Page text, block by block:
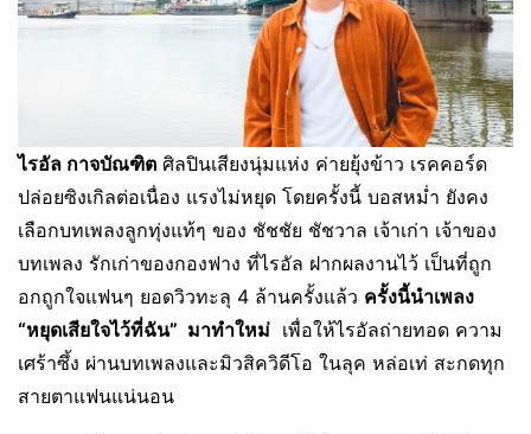
ไรอัล กาจบัณฑิต ศิลปินเสียงนุ่มแห่ง ค่ายยุ้งข้าว เรคคอร์ด
ปล่อยซิงเกิลต่อเนื่อง แรงไม่หยุด โดยครั้งนี้ บอสหม่ำ ยังคง
เลือกบทเพลงลูกทุ่งแท้ๆ ของ ชัชชัย ชัชวาล เจ้าเก่า เจ้าของ
บทเพลง รักเก่าของกองฟาง ที่ไรอัล ฝากผลงานไว้ เป็นที่ถูก
อกถูกใจแฟนๆ ยอดวิวทะลุ 4 ล้านครั้งแล้ว ครั้งนี้นำเพลง
“หยุดเสียใจไว้ที่ฉัน” มาทำใหม่ เพื่อให้ไรอัลถ่ายทอด ความ
เศร้าซึ้ง ผ่านบทเพลงและมิวสิควิดีโอ ในลุค หล่อเท่ สะกดทุก
สายตาแฟนแน่นอน